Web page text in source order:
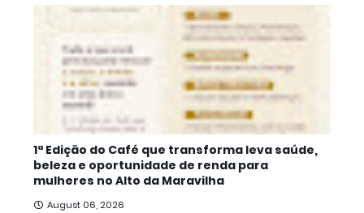
1ª Edição do Café que transforma leva saúde,
beleza e oportunidade de renda para
mulheres no Alto da Maravilha
August 06, 2026